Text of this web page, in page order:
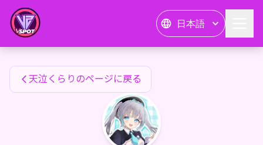
日本語
天泣くらりのファンアイテム
天泣くらりのページに戻る
天泣くらりのファンアイテム — 24karat